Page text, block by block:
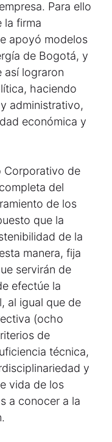
Para ello
la firma
apoyó modelos
de Bogotá, y
así lograron
haciendo
administrativo,
económica y
Corporativo de
del
de los
que la
de la
manera, fija
servirán de
efectúe la
al igual que de
(ocho
de
técnica,
y
vida de los
a conocer a la